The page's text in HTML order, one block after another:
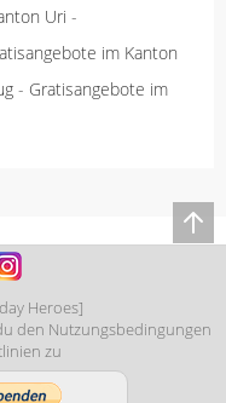
Uri -
im Kanton
- Gratisangebote im
Heroes]
den Nutzungsbedingungen
zu